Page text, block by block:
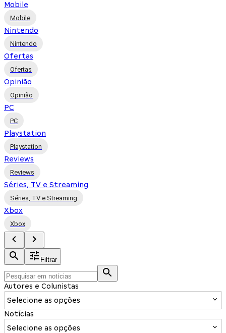
Mobile
Mobile
Nintendo
Nintendo
Ofertas
Ofertas
Opinião
Opinião
PC
PC
Playstation
Playstation
Reviews
Reviews
Séries, TV e Streaming
Séries, TV e Streaming
Xbox
Xbox
Filtrar
Autores e Colunistas
Selecione as opções
Notícias
Selecione as opções